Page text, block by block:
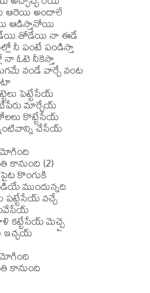
అందాలే
ఆడిస్తానోయి
తోడేయి నా ఈడే
నీ పంటే పండిస్తా
నా ఓటె నీకెస్తా
వండే వార్చే వంట
పెట్టేసేయ్
మార్చేయ్
కొట్టేసేయ్
చేసేయ్
కానుంది (2)
కొంగుకి
ముందున్నది
పట్టేసేయ్ వచ్చే
కట్టేసేయ్ మెచ్చై
ఇచ్చయ్
కానుంది